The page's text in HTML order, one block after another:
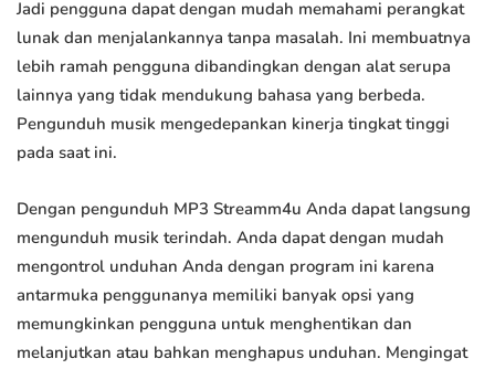
Jadi pengguna dapat dengan mudah memahami perangkat
lunak dan menjalankannya tanpa masalah. Ini membuatnya
lebih ramah pengguna dibandingkan dengan alat serupa
lainnya yang tidak mendukung bahasa yang berbeda.
Pengunduh musik mengedepankan kinerja tingkat tinggi
pada saat ini.
Dengan pengunduh MP3 Streamm4u Anda dapat langsung
mengunduh musik terindah. Anda dapat dengan mudah
mengontrol unduhan Anda dengan program ini karena
antarmuka penggunanya memiliki banyak opsi yang
memungkinkan pengguna untuk menghentikan dan
melanjutkan atau bahkan menghapus unduhan. Mengingat